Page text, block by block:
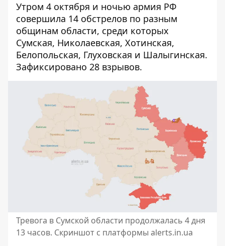
Утром 4 октября и ночью армия РФ
совершила 14 обстрелов по разным
общинам области, среди которых
Сумская, Николаевская, Хотинская,
Белопольская, Глуховская и Шалыгинская.
Зафиксировано 28 взрывов.
Тревога в Сумской области продолжалась 4 дня
13 часов. Скриншот с платформы alerts.in.ua